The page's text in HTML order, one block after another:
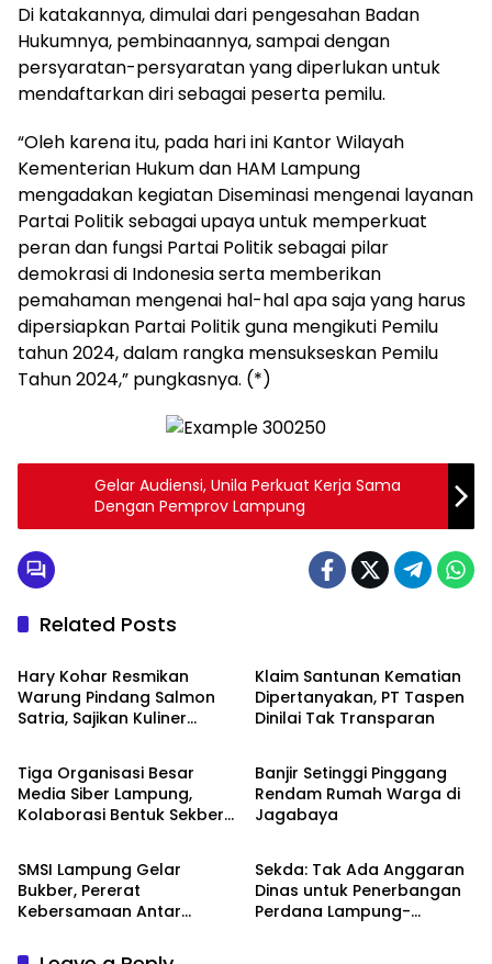
Di katakannya, dimulai dari pengesahan Badan
Hukumnya, pembinaannya, sampai dengan
persyaratan-persyaratan yang diperlukan untuk
mendaftarkan diri sebagai peserta pemilu.
“Oleh karena itu, pada hari ini Kantor Wilayah
Kementerian Hukum dan HAM Lampung
mengadakan kegiatan Diseminasi mengenai layanan
Partai Politik sebagai upaya untuk memperkuat
peran dan fungsi Partai Politik sebagai pilar
demokrasi di Indonesia serta memberikan
pemahaman mengenai hal-hal apa saja yang harus
dipersiapkan Partai Politik guna mengikuti Pemilu
tahun 2024, dalam rangka mensukseskan Pemilu
Tahun 2024,” pungkasnya. (*)
Gelar Audiensi, Unila Perkuat Kerja Sama
Dengan Pemprov Lampung
Related Posts
Bandarlampung
Hary Kohar Resmikan
Warung Pindang Salmon
Satria, Sajikan Kuliner
Klaim Santunan Kematian
Dipertanyakan, PT Taspen
Dinilai Tak Transparan
Bandarlampung
Tiga Organisasi Besar
Media Siber Lampung,
Kolaborasi Bentuk Sekber
Bandarlampung
Banjir Setinggi Pinggang
Rendam Rumah Warga di
Jagabaya
Bandarlampung
SMSI Lampung Gelar
Bukber, Pererat
Kebersamaan Antar
Bandarlampung
Sekda: Tak Ada Anggaran
Dinas untuk Penerbangan
Perdana Lampung-